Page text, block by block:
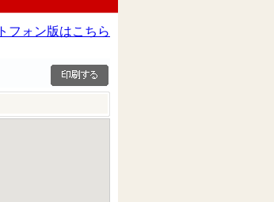
フォン版はこちら